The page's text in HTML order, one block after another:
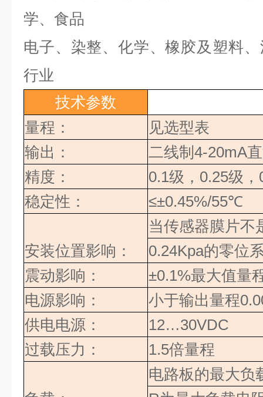
学、食品
电子、染整、化学、橡胶及塑料
行业
技术参数
量程：
见选型表
输出：
二线制 4-20mA
精度：
0.1级， 0.25级，
稳定性：
≤±0.45%/55℃
安装位置影响：
当传感器膜片不
0.24Kpa的零位
震动影响：
±0.1%最大值量
电源影响：
小于输出量程
供电电源：
12…30VDC
过载压力：
1.5倍量程
电路板的最大负